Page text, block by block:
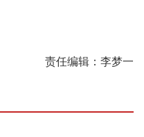
责任编辑：李梦一